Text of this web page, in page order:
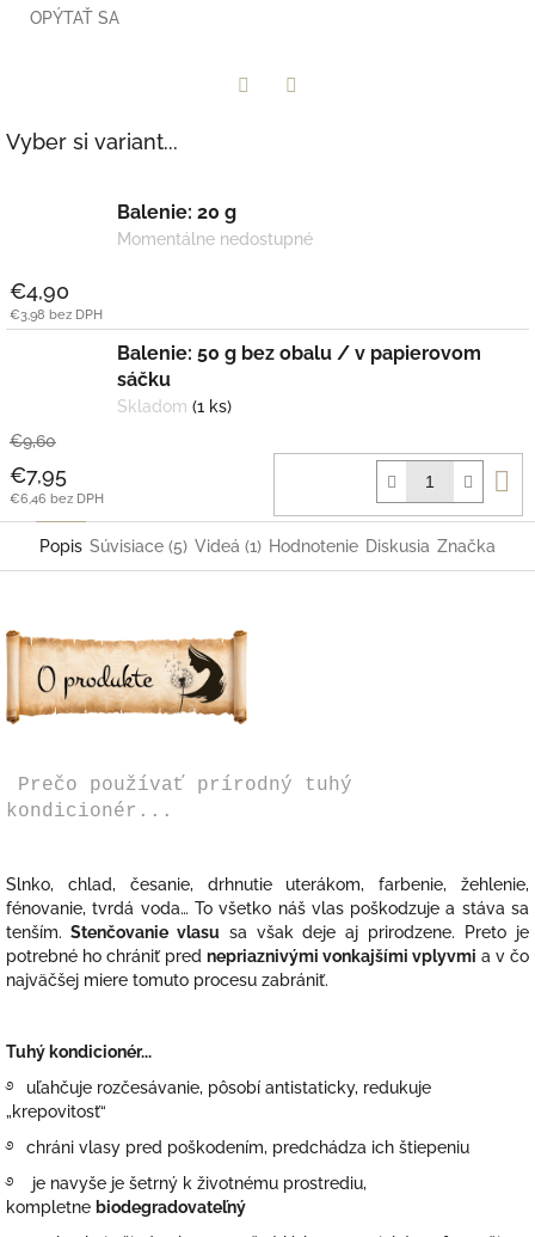
OPÝTAŤ SA
Vyber si variant...
Balenie: 20 g
Momentálne nedostupné
€4,90
€3,98 bez DPH
Balenie: 50 g bez obalu / v papierovom
sáčku
Skladom (1 ks)
€9,60
€7,95
€6,46 bez DPH
Popis Súvisiace (5) Videá (1) Hodnotenie Diskusia Značka
Prečo používať prírodný tuhý
kondicionér...
Slnko, chlad, česanie, drhnutie uterákom, farbenie, žehlenie,
fénovanie, tvrdá voda… To všetko náš vlas poškodzuje a stáva sa
tenším. Stenčovanie vlasu sa však deje aj prirodzene. Preto je
potrebné ho chrániť pred nepriaznivými vonkajšími vplyvmi a v čo
najväčšej miere tomuto procesu zabrániť.
Tuhý kondicionér...
࿔
uľahčuje rozčesávanie, pôsobí antistaticky, redukuje
„krepovitosť“
࿔
chráni vlasy pred poškodením, predchádza ich štiepeniu
࿔ je navyše je šetrný k životnému prostrediu,
kompletne biodegradovateľný